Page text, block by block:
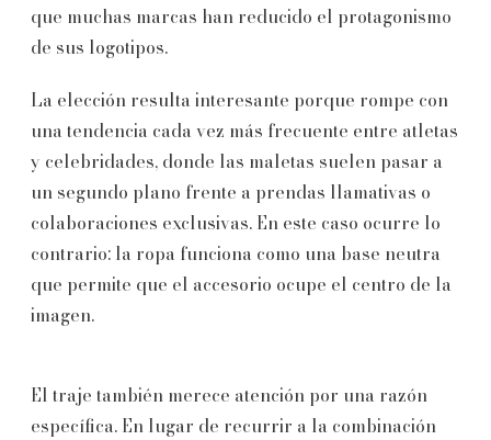
que muchas marcas han reducido el protagonismo
de sus logotipos.
La elección resulta interesante porque rompe con
una tendencia cada vez más frecuente entre atletas
y celebridades, donde las maletas suelen pasar a
un segundo plano frente a prendas llamativas o
colaboraciones exclusivas. En este caso ocurre lo
contrario: la ropa funciona como una base neutra
que permite que el accesorio ocupe el centro de la
imagen.
El traje también merece atención por una razón
específica. En lugar de recurrir a la combinación